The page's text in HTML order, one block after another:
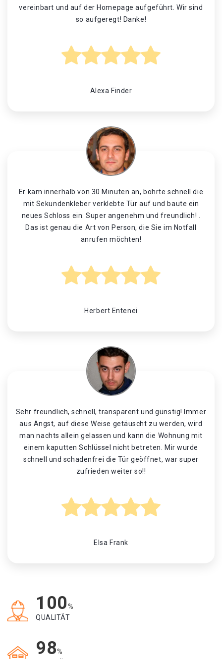
vereinbart und auf der Homepage aufgeführt. Wir sind
so aufgeregt! Danke!
Alexa Finder
Er kam innerhalb von 30 Minuten an, bohrte schnell die
mit Sekundenkleber verklebte Tür auf und baute ein
neues Schloss ein. Super angenehm und freundlich! .
Das ist genau die Art von Person, die Sie im Notfall
anrufen möchten!
Herbert Entenei
Sehr freundlich, schnell, transparent und günstig! Immer
aus Angst, auf diese Weise getäuscht zu werden, wird
man nachts allein gelassen und kann die Wohnung mit
einem kaputten Schlüssel nicht betreten. Mir wurde
schnell und schadenfrei die Tür geöffnet, war super
zufrieden weiter so!!
Elsa Frank
100%
QUALITÄT
98%